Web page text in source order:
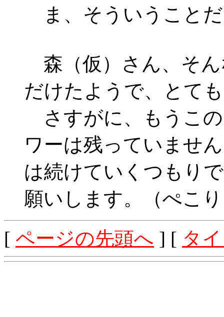
ま、そういうこと
森（仮）さん、そ
だけたようで、とて
さすがに、もうこ
ワーは残っていませ
は続けていくつもり
願いします。（ぺこ
[ ページの先頭へ ] [ タ